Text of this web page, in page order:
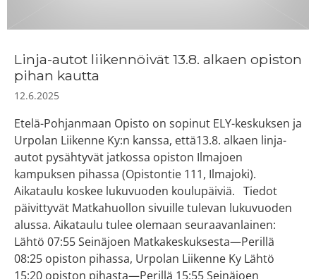
Linja-autot liikennöivät 13.8. alkaen opiston
pihan kautta
12.6.2025
Etelä-Pohjanmaan Opisto on sopinut ELY-keskuksen ja
Urpolan Liikenne Ky:n kanssa, että13.8. alkaen linja-
autot pysähtyvät jatkossa opiston Ilmajoen
kampuksen pihassa (Opistontie 111, Ilmajoki).
Aikataulu koskee lukuvuoden koulupäiviä. Tiedot
päivittyvät Matkahuollon sivuille tulevan lukuvuoden
alussa. Aikataulu tulee olemaan seuraavanlainen:
Lähtö 07:55 Seinäjoen Matkakeskuksesta—Perillä
08:25 opiston pihassa, Urpolan Liikenne Ky Lähtö
15:20 opiston pihasta—Perillä 15:55 Seinäjoen